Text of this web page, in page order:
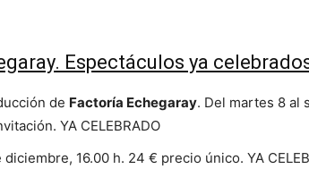
Espectáculos ya
de Factoría Echegaray. Del martes 8 al
YA CELEBRADO
diciembre, 16.00 h. 24 € precio único. YA